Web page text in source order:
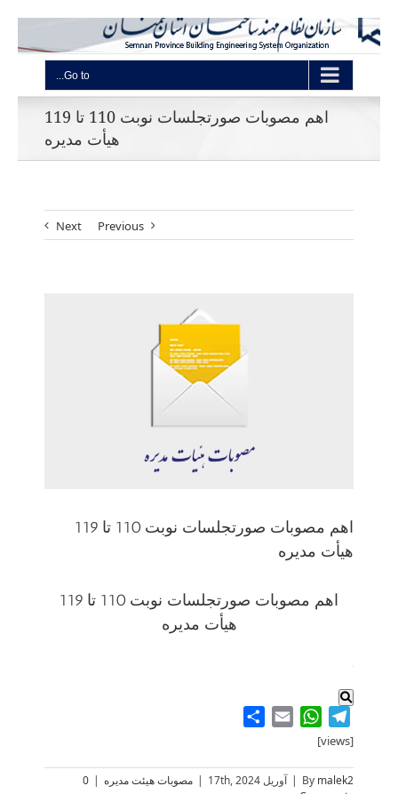
Go to...
اهم مصوبات صورتجلسات نوبت 110 تا 119
هیأت مدیره
Previous
Next
اهم مصوبات صورتجلسات نوبت 110 تا 119
هیأت مدیره
اهم مصوبات صورتجلسات نوبت 110 تا 119
هیأت مدیره
.
Telegram
WhatsApp
Email
[views]
By malek2
| آوریل 17th, 2024 | مصوبات هیئت مدیره |
0